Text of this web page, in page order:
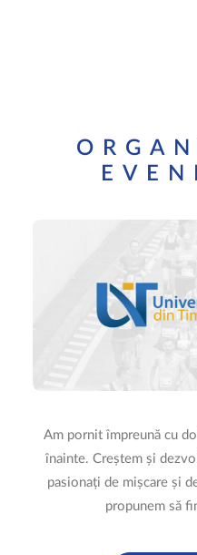
Am pornit împreună cu
înainte. Creștem și
pasionați de mișcare și
propunem să